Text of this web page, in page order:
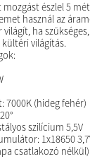
észlel 5
használ az
ha
világítás.
7000K (hideg fehér)
szilícium 5,5V
1x18650
csatlakozó nélkül)